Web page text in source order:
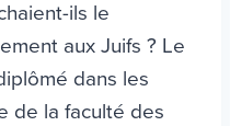
ils le
aux Juifs ? Le
dans les
de la faculté des